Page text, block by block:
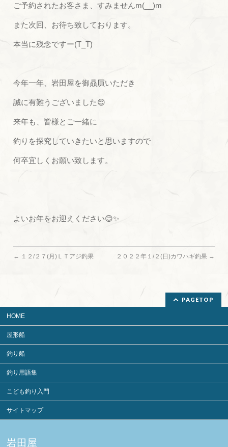
ご予約されたお客さま、すみませんm(__)m
また次回、お待ち致しております。
本当に残念ですー(T_T)
今年一年、岩田屋を御贔屓いただき
誠に有難うございました😌
来年も、皆様とご一緒に
釣りを探究していきたいと思いますので
何卒宜しくお願い致します。
よいお年をお迎えください😊✨
← １２/２７(月)ＬＴアジ釣果 ２０２２年１/２(日)カワハギ釣果 →
PAGETOP
HOME
屋形船
釣り船
釣り用語集
こども釣り入門
サイトマップ
岩田屋